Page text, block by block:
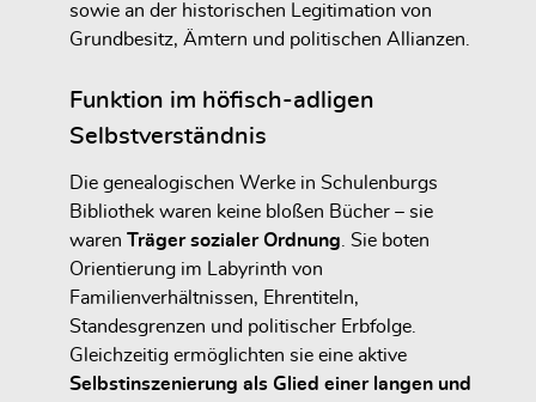
sowie an der historischen Legitimation von
Grundbesitz, Ämtern und politischen Allianzen.
Funktion im höfisch-adligen
Selbstverständnis
Die genealogischen Werke in Schulenburgs
Bibliothek waren keine bloßen Bücher – sie
waren Träger sozialer Ordnung. Sie boten
Orientierung im Labyrinth von
Familienverhältnissen, Ehrentiteln,
Standesgrenzen und politischer Erbfolge.
Gleichzeitig ermöglichten sie eine aktive
Selbstinszenierung als Glied einer langen und